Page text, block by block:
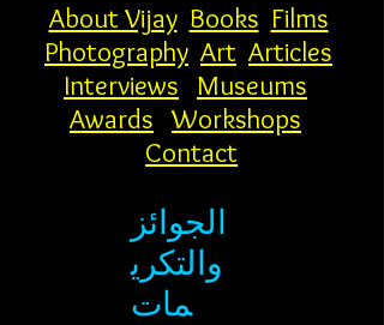
About Vijay Books Films
Photography Art Articles
Interviews
Museums
Awards Workshops
Contact
الجوائز
والتكري
مات